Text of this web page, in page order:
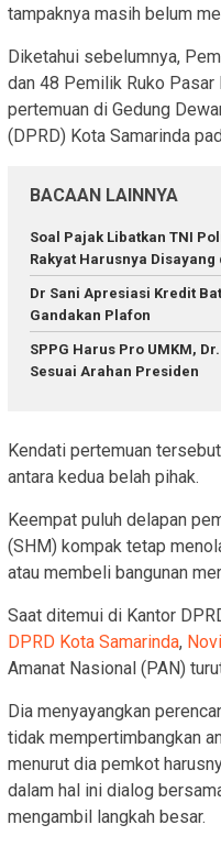
tampaknya masih belum
Diketahui sebelumnya,
dan 48 Pemilik Ruko Pasar
pertemuan di Gedung
(DPRD) Kota Samarinda
BACAAN LAINNYA
Soal Pajak Libatkan TNI
Rakyat Harusnya Disayang
Dr Sani Apresiasi Kredit
Gandakan Plafon
SPPG Harus Pro UMKM,
Sesuai Arahan Presiden
Kendati pertemuan
antara kedua belah pihak.
Keempat puluh delapan
(SHM) kompak tetap
atau membeli bangunan
Saat ditemui di Kantor
DPRD Kota Samarinda,
Amanat Nasional (PAN)
Dia menyayangkan
tidak mempertimbangkan
menurut dia pemkot
dalam hal ini dialog
mengambil langkah besar.